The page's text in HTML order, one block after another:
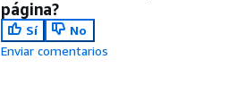
página?
Sí
No
Enviar comentarios